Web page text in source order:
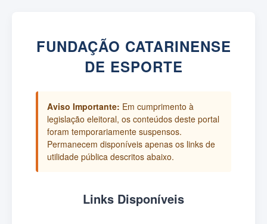
FUNDAÇÃO CATARINENSE
DE ESPORTE
Aviso Importante: Em cumprimento à
legislação eleitoral, os conteúdos deste portal
foram temporariamente suspensos.
Permanecem disponíveis apenas os links de
utilidade pública descritos abaixo.
Links Disponíveis